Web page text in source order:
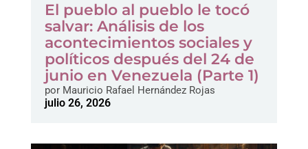
El pueblo al pueblo le tocó
salvar: Análisis de los
acontecimientos sociales y
políticos después del 24 de
junio en Venezuela (Parte 1)
porMauricio Rafael Hernández Rojas
julio 26, 2026